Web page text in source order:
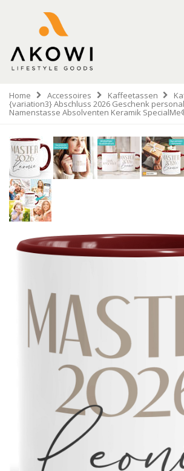
Home Accessoires Kaffeetassen
{variation3} Abschluss 2026 Geschenk
Namenstasse Absolventen Keramik